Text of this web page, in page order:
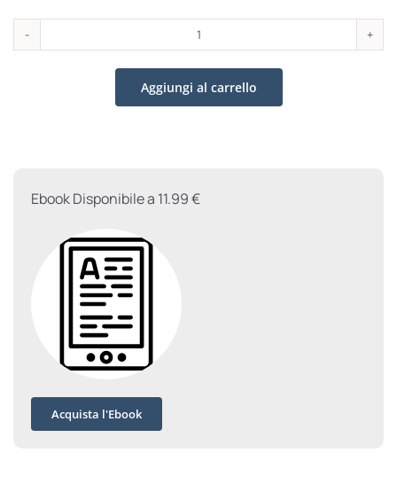
Rolando
Maria
Rivi
Aggiungi al carrello
Ebook Disponibile a 11.99 €
Acquista l'Ebook